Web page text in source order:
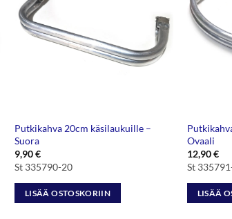
Putkikahva 20cm käsilaukuille –
Suora
9,90€
St 335790-20
LISÄÄ OSTOSKORIIN
Ovaali
12,90€
St
LISÄÄ